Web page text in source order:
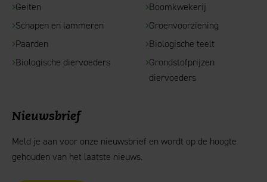
Geiten
Schapen en lammeren
Paarden
Biologische diervoeders
Boomkwekerij
Groenvoorziening
Biologische teelt
Grondstofprijzen
diervoeders
Nieuwsbrief
Meld je aan voor onze nieuwsbrief en wordt op de hoogte
gehouden van het laatste nieuws.